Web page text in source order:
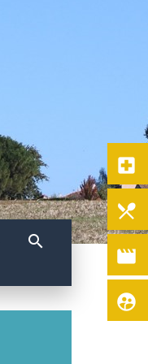
search
local_hospital
local_dining
movie
supervised_user_circle